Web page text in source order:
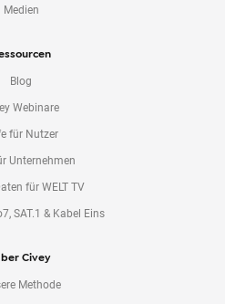
Medien
Blog
Webinare
für Nutzer
Unternehmen
für WELT TV
SAT.1 & Kabel Eins
Civey
Methode